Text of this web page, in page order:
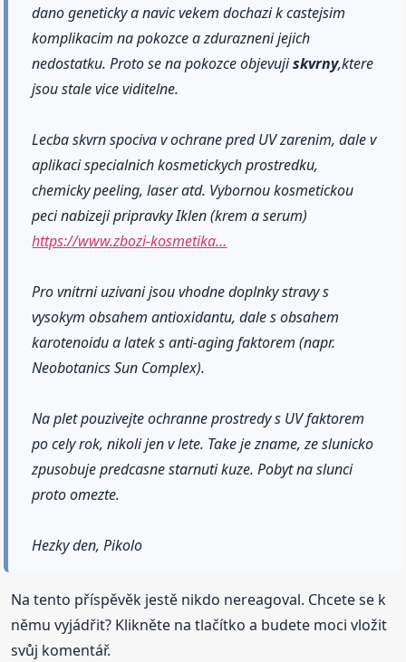
dano geneticky a navic vekem dochazi k castejsim
komplikacim na pokozce a zdurazneni jejich
nedostatku. Proto se na pokozce objevujiskvrny,ktere
jsou stale vice viditelne.
Lecba skvrn spociva v ochrane pred UV zarenim, dale v
aplikaci specialnich kosmetickych prostredku,
chemicky peeling, laser atd. Vybornou kosmetickou
peci nabizeji pripravky Iklen (krem a serum)
https://www.zbozi-kosmetika…
Pro vnitrni uzivani jsou vhodne doplnky stravy s
vysokym obsahem antioxidantu, dale s obsahem
karotenoidu a latek s anti-aging faktorem (napr.
Neobotanics Sun Complex).
Na plet pouzivejte ochranne prostredy s UV faktorem
po cely rok, nikoli jen v lete. Take je zname, ze slunicko
zpusobuje predcasne starnuti kuze. Pobyt na slunci
proto omezte.
Hezky den, Pikolo
Na tento příspěvěk jestě nikdo nereagoval. Chcete se k
němu vyjádřit? Klikněte na tlačítko a budete moci vložit
svůj komentář.